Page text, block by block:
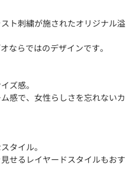
ト刺繍が施されたオリジナル溢
ならではのデザインです。
ズ感。
感で、女性らしさを忘れないカ
タイル。
せるレイヤードスタイルもおす